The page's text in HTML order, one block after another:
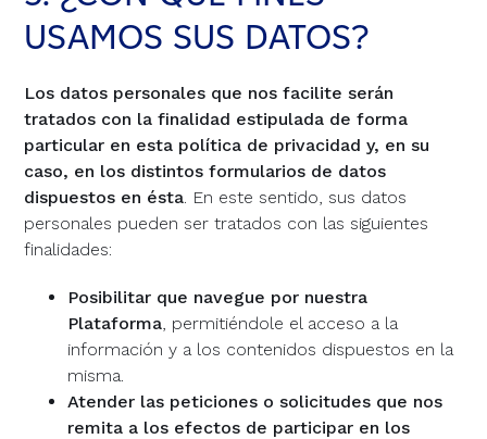
USAMOS SUS DATOS?
Los datos personales que nos facilite serán
tratados con la finalidad estipulada de forma
particular en esta política de privacidad y, en su
caso, en los distintos formularios de datos
dispuestos en ésta. En este sentido, sus datos
personales pueden ser tratados con las siguientes
finalidades:
Posibilitar que navegue por nuestra
Plataforma, permitiéndole el acceso a la
información y a los contenidos dispuestos en la
misma.
Atender las peticiones o solicitudes que nos
remita a los efectos de participar en los